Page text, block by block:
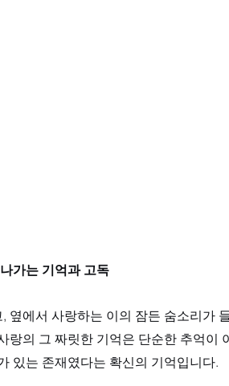
가는 기억과 고독
옆에서 사랑하는 이의 잠든 숨소리가
랑의 그 짜릿한 기억은 단순한 추억이
있는 존재였다는 확신의 기억입니다.